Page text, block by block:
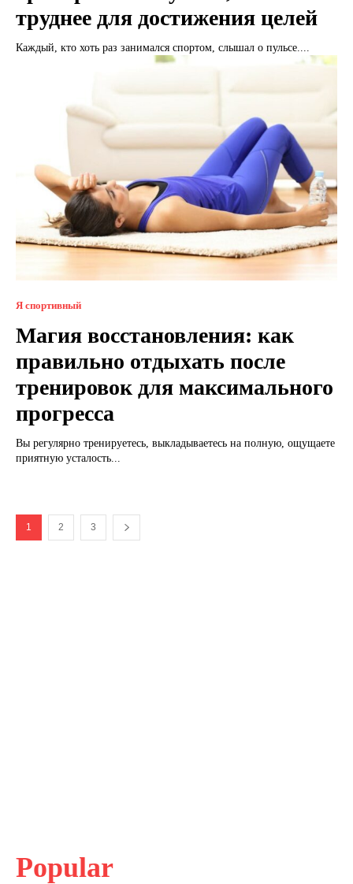
труднее для достижения целей
Каждый, кто хоть раз занимался спортом, слышал о пульсе....
Я спортивный
Магия восстановления: как
правильно отдыхать после
тренировок для максимального
прогресса
Вы регулярно тренируетесь, выкладываетесь на полную, ощущаете
приятную усталость...
1 2 3
Popular